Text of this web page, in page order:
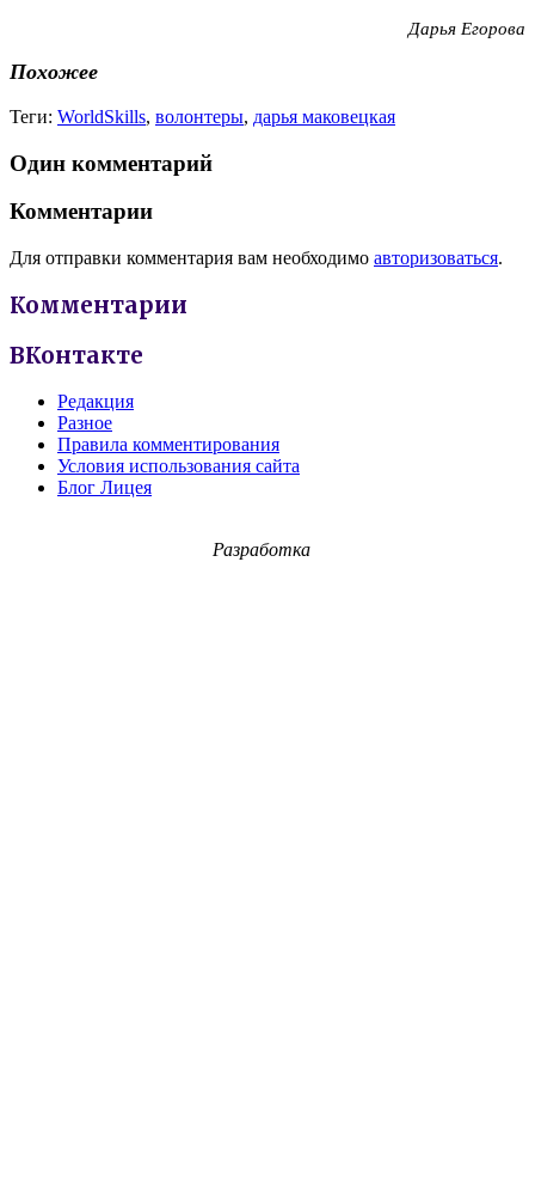
Дарья Егорова
Похожее
Теги: WorldSkills, волонтеры, дарья маковецкая
Один комментарий
Комментарии
Для отправки комментария вам необходимо авторизоваться.
Комментарии
ВКонтакте
Редакция
Разное
Правила комментирования
Условия использования сайта
Блог Лицея
Разработка